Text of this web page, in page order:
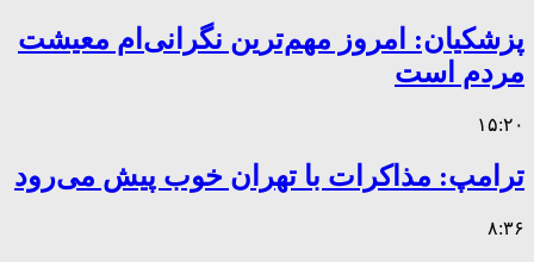
پزشکیان: امروز مهم‌ترین نگرانی‌ام معیشت
مردم است
۱۵:۲۰
ترامپ: مذاکرات با تهران خوب پیش می‌رود
۸:۳۶